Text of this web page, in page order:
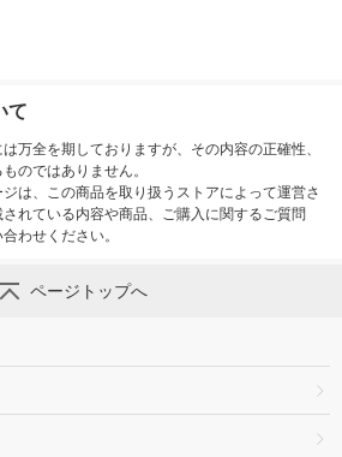
て
万全を期しておりますが、その内容の正確性、
のではありません。
は、この商品を取り扱うストアによって運営さ
れている内容や商品、ご購入に関するご質問
わせください。
ページトップへ